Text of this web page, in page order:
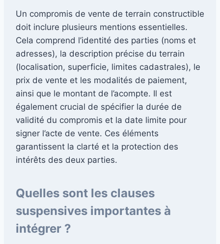
Un compromis de vente de terrain constructible
doit inclure plusieurs mentions essentielles.
Cela comprend l’identité des parties (noms et
adresses), la description précise du terrain
(localisation, superficie, limites cadastrales), le
prix de vente et les modalités de paiement,
ainsi que le montant de l’acompte. Il est
également crucial de spécifier la durée de
validité du compromis et la date limite pour
signer l’acte de vente. Ces éléments
garantissent la clarté et la protection des
intérêts des deux parties.
Quelles sont les clauses
suspensives importantes à
intégrer ?